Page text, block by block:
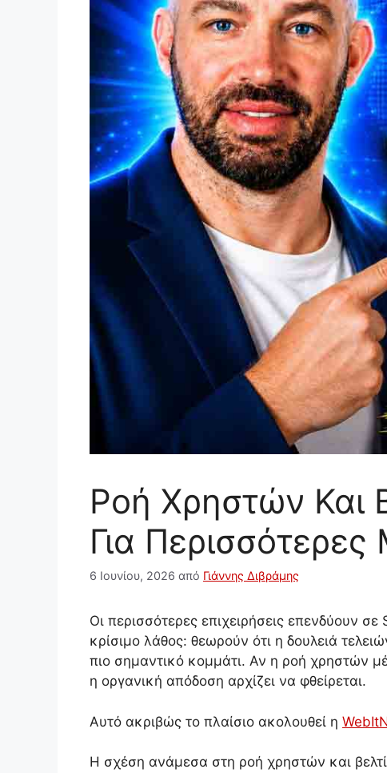
Ροή Χρηστών Και
Για
6 Ιουνίου, 2026 από Γιάννης Διβράμης
Οι περισσότερες επιχειρήσεις επενδύουν
κρίσιμο λάθος: θεωρούν ότι η δουλειά
πιο σημαντικό κομμάτι. Αν η ροή χρηστών
η οργανική απόδοση αρχίζει να φθείρεται.
Αυτό ακριβώς το πλαίσιο ακολουθεί η
Η σχέση ανάμεσα στη ροή χρηστών και